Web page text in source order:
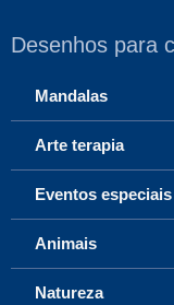
Desenhos para
Mandalas
Arte terapia
Eventos especiais
Animais
Natureza